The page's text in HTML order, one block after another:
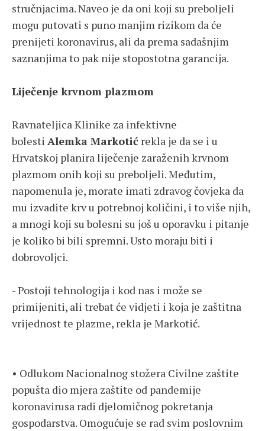
stručnjacima. Naveo je da oni koji su preboljeli
mogu putovati s puno manjim rizikom da će
prenijeti koronavirus, ali da prema sadašnjim
saznanjima to pak nije stopostotna garancija.
Liječenje krvnom plazmom
Ravnateljica Klinike za infektivne
bolesti Alemka Markotić rekla je da se i u
Hrvatskoj planira liječenje zaraženih krvnom
plazmom onih koji su preboljeli. Međutim,
napomenula je, morate imati zdravog čovjeka da
mu izvadite krv u potrebnoj količini, i to više njih,
a mnogi koji su bolesni su još u oporavku i pitanje
je koliko bi bili spremni. Usto moraju biti i
dobrovoljci.
- Postoji tehnologija i kod nas i može se
primijeniti, ali trebat će vidjeti i koja je zaštitna
vrijednost te plazme, rekla je Markotić.
• Odlukom Nacionalnog stožera Civilne zaštite
popušta dio mjera zaštite od pandemije
koronavirusa radi djelomičnog pokretanja
gospodarstva. Omogućuje se rad svim poslovnim